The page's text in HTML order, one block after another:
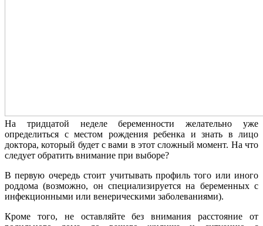
На тридцатой неделе беременности желательно уже
определиться с местом рождения ребенка и знать в лицо
доктора, который будет с вами в этот сложный момент. На что
следует обратить внимание при выборе?
В первую очередь стоит учитывать профиль того или иного
роддома (возможно, он специализируется на беременных с
инфекционными или венерическими заболеваниями).
Кроме того, не оставляйте без внимания расстояние от